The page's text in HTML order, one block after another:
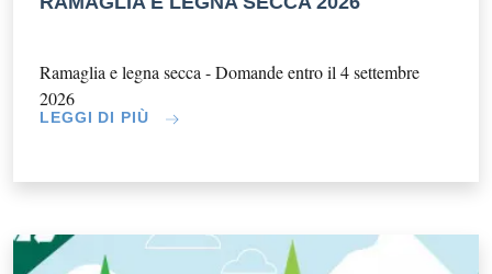
Ramaglia e legna secca - Domande entro il 4 settembre
2026
LEGGI DI PIÙ